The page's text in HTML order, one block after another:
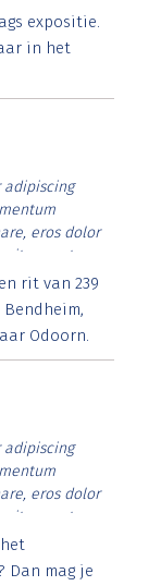
lorem
posuere.
expositie.
in het
eros dolor
erat.
lorem
posuere.
rit van 239
Odoorn.
eros dolor
erat.
lorem
posuere.
Dan mag je